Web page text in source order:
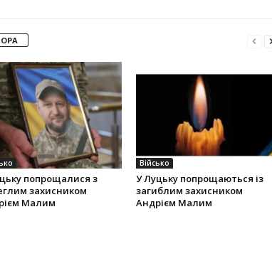
попрощалися з
захисником
Малим
Військо
У Луцьку попрощаються із
загиблим захисником
Андрієм Малим